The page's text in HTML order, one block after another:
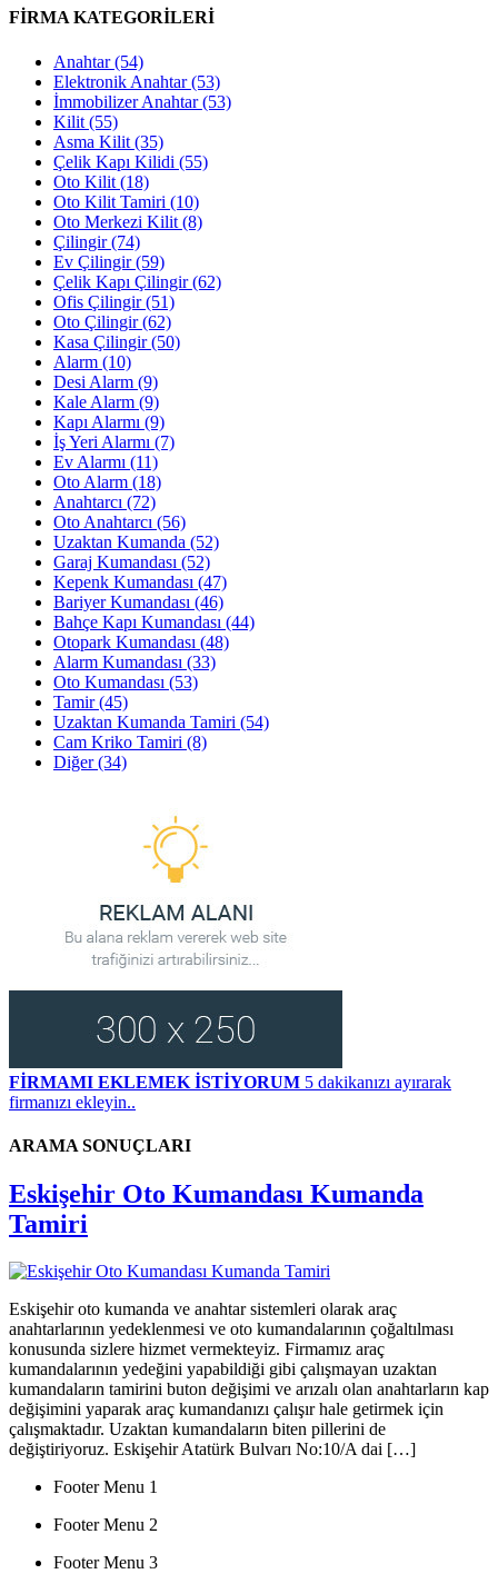
FİRMA KATEGORİLERİ
Anahtar(54)
Elektronik Anahtar(53)
İmmobilizer Anahtar(53)
Kilit (55)
Asma Kilit (35)
Çelik Kapı Kilidi (55)
Oto Kilit (18)
Oto Kilit Tamiri (10)
Oto Merkezi Kilit (8)
Çilingir(74)
Ev Çilingir(59)
Çelik Kapı Çilingir(62)
Ofis Çilingir(51)
Oto Çilingir(62)
Kasa Çilingir(50)
Alarm (10)
Desi Alarm (9)
Kale Alarm (9)
Kapı Alarmı (9)
İş Yeri Alarmı (7)
Ev Alarmı (11)
Oto Alarm (18)
Anahtarcı (72)
Oto Anahtarcı (56)
Uzaktan Kumanda (52)
Garaj Kumandası (52)
Kepenk Kumandası (47)
Bariyer Kumandası (46)
Bahçe Kapı Kumandası (44)
Otopark Kumandası (48)
Alarm Kumandası (33)
Oto Kumandası (53)
Tamir(45)
Uzaktan Kumanda Tamiri (54)
Cam Kriko Tamiri (8)
Diğer(34)
FİRMAMI EKLEMEK İSTİYORUM 5 dakikanızı ayırarak
firmanızı ekleyin..
ARAMA SONUÇLARI
Eskişehir Oto Kumandası Kumanda
Tamiri
Eskişehir oto kumanda ve anahtar sistemleri olarak araç
anahtarlarının yedeklenmesi ve oto kumandalarının çoğaltılması
konusunda sizlere hizmet vermekteyiz. Firmamız araç
kumandalarının yedeğini yapabildiği gibi çalışmayan uzaktan
kumandaların tamirini buton değişimi ve arızalı olan anahtarların kap
değişimini yaparak araç kumandanızı çalışır hale getirmek için
çalışmaktadır. Uzaktan kumandaların biten pillerini de
değiştiriyoruz. Eskişehir Atatürk Bulvarı No:10/A dai […]
Footer Menu 1
Footer Menu 2
Footer Menu 3